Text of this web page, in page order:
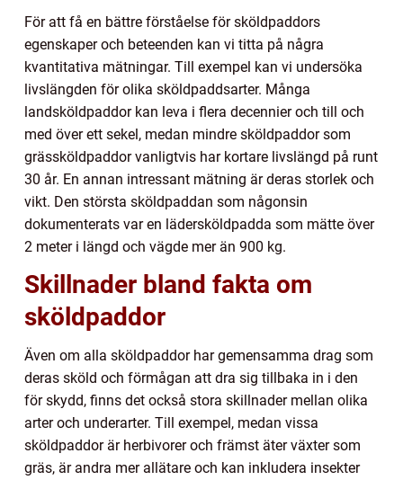
För att få en bättre förståelse för sköldpaddors
egenskaper och beteenden kan vi titta på några
kvantitativa mätningar. Till exempel kan vi undersöka
livslängden för olika sköldpaddsarter. Många
landsköldpaddor kan leva i flera decennier och till och
med över ett sekel, medan mindre sköldpaddor som
grässköldpaddor vanligtvis har kortare livslängd på runt
30 år. En annan intressant mätning är deras storlek och
vikt. Den största sköldpaddan som någonsin
dokumenterats var en lädersköldpadda som mätte över
2 meter i längd och vägde mer än 900 kg.
Skillnader bland fakta om
sköldpaddor
Även om alla sköldpaddor har gemensamma drag som
deras sköld och förmågan att dra sig tillbaka in i den
för skydd, finns det också stora skillnader mellan olika
arter och underarter. Till exempel, medan vissa
sköldpaddor är herbivorer och främst äter växter som
gräs, är andra mer allätare och kan inkludera insekter